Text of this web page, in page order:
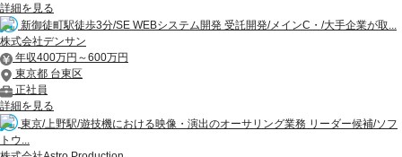
詳細を見る
新御徒町駅徒歩3分/SE WEBシステム開発 受託開発/メインC・/大手企業が取...
株式会社デンサン
年収400万円～600万円
東京都 台東区
正社員
詳細を見る
東京/上野駅/遊技機における映像・演出のオーサリング業務 リーダー候補/ソフ
トウ...